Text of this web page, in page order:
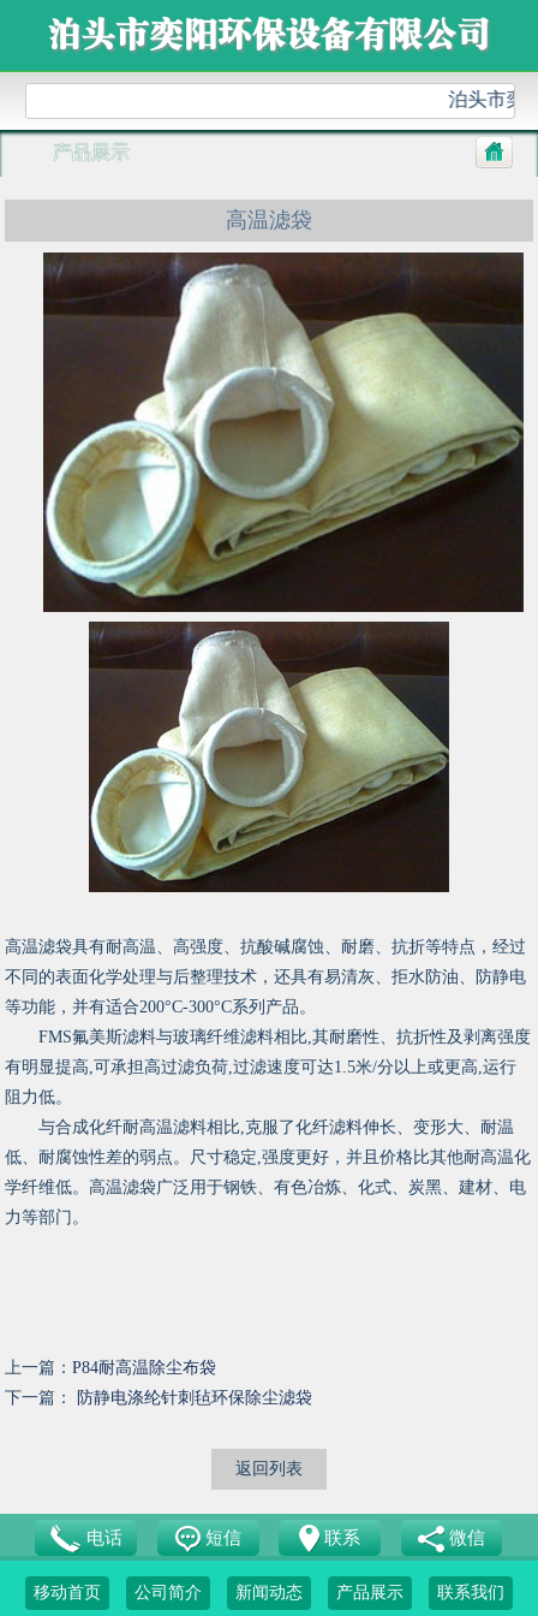
泊头市奕
产品展示
高温滤袋
高温滤袋具有耐高温、高强度、抗酸碱腐蚀、耐磨、抗折等特点，经过
不同的表面化学处理与后整理技术，还具有易清灰、拒水防油、防静电
等功能，并有适合200°C-300°C系列产品。
FMS氟美斯滤料与玻璃纤维滤料相比,其耐磨性、抗折性及剥离强度
有明显提高,可承担高过滤负荷,过滤速度可达1.5米/分以上或更高,运行
阻力低。
与合成化纤耐高温滤料相比,克服了化纤滤料伸长、变形大、耐温
低、耐腐蚀性差的弱点。尺寸稳定,强度更好，并且价格比其他耐高温化
学纤维低。高温滤袋广泛用于钢铁、有色冶炼、化式、炭黑、建材、电
力等部门。
上一篇：P84耐高温除尘布袋
下一篇：
防静电涤纶针刺毡环保除尘滤袋
返回列表
电话 短信 联系 微信
移动首页 公司简介 新闻动态 产品展示 联系我们